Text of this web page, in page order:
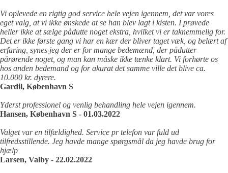
Vi oplevede en rigtig god service hele vejen igennem, det var vores
eget valg, at vi ikke ønskede at se han blev lagt i kisten. I prøvede
heller ikke at sælge pådutte noget ekstra, hvilket vi er taknemmelig for.
Det er ikke første gang vi har en kær der bliver taget væk, og belært af
erfaring, synes jeg der er for mange bedemænd, der pådutter
pårørende noget, og man kan måske ikke tænke klart. Vi forhørte os
hos anden bedemand og for akurat det samme ville det blive ca.
10.000 kr. dyrere.
Gardil, København S
Yderst professionel og venlig behandling hele vejen igennem.
Hansen, København S - 01.03.2022
Valget var en tilfældighed. Service pr telefon var fuld ud
tilfredsstillende. Jeg havde mange spørgsmål da jeg havde brug for
hjælp
Larsen, Valby - 22.02.2022